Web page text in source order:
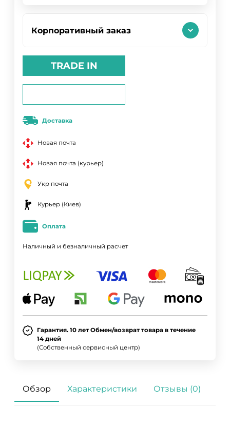
Корпоративный заказ
TRADE IN
Доставка
Новая почта
Новая почта (курьер)
Укр почта
Курьер (Киев)
Оплата
Наличный и безналичный расчет
Гарантия. 10 лет Обмен/возврат товара в течение
14 дней
(Собственный сервисный центр)
Обзор Характеристики Отзывы (0)